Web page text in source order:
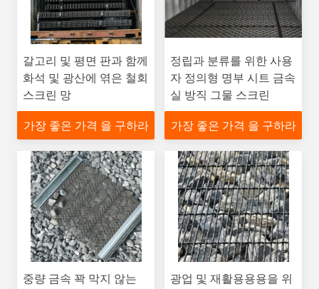
갈고리 및 평면 판과 함께
화석 및 광산에 엮은 철회
스크린 망
가장 좋은 가격 을 구하라
정립과 분류를 위한 사용
자 정의형 명부 시트 금속
실 방직 그물 스크린
가장 좋은 가격 을 구하라
중량 금속 꽉 막지 않는
광업 및 재활용용용을 위